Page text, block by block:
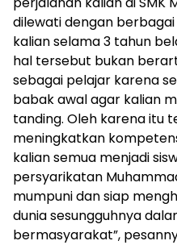
dilewati dengan
kalian selama 3 tahun
hal tersebut bukan
sebagai pelajar karena
babak awal agar kalian
tanding. Oleh karena itu
meningkatkan
kalian semua menjadi
persyarikatan
mumpuni dan siap
dunia sesungguhnya
bermasyarakat”,